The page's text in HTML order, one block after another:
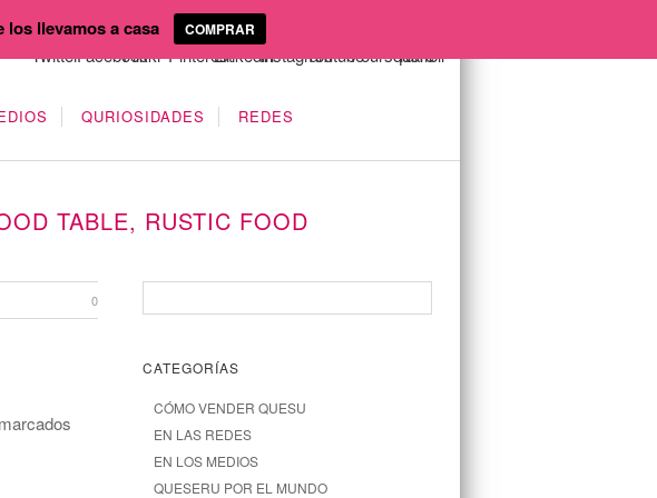
QURIOSIDADES REDES
TABLE, RUSTIC FOOD
0
CATEGORÍAS
CÓMO VENDER QUESU
EN LAS REDES
EN LOS MEDIOS
QUESERU POR EL MUNDO
llevamos a casa COMPRAR